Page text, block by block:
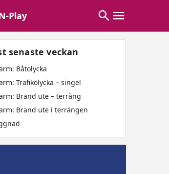
Play
senaste veckan
Båtolycka
Trafikolycka – singel
Brand ute – terräng
Brand ute i terrängen